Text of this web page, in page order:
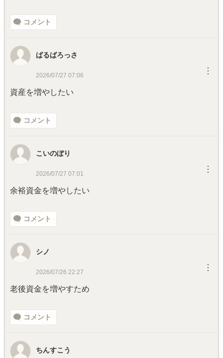
コメント
ばるばろっさ
2026/07/27 07:06 ︙
資産を増やしたい
コメント
こいのぼり
2026/07/27 07:01 ︙
余裕資金を増やしたい
コメント
シノ
2026/07/26 22:27 ︙
老後資金を増やすため
コメント
ちんすこう